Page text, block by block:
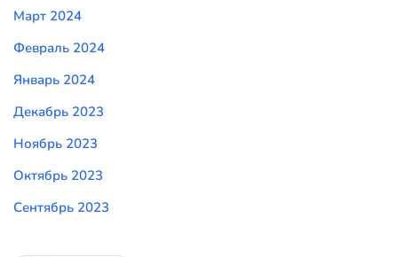
Март 2024
Февраль 2024
Январь 2024
Декабрь 2023
Ноябрь 2023
Октябрь 2023
Сентябрь 2023